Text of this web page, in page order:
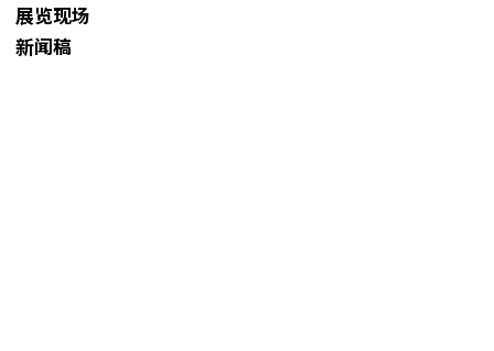
展览现场
新闻稿